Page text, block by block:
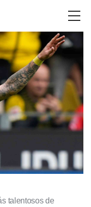
talentosos de